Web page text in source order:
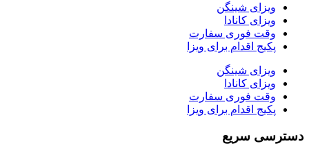
ویزای شینگن
ویزای کانادا
وقت فوری سفارت
پکیج اقدام برای ویزا
ویزای شینگن
ویزای کانادا
وقت فوری سفارت
پکیج اقدام برای ویزا
دسترسی سریع